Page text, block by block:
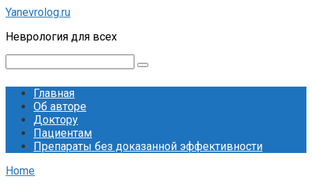
Перейти
контенту
Yanevrolog.ru
Неврология для всех
Главная
Об авторе
Доктору
Пациентам
Препараты без доказанной эффективности
Home